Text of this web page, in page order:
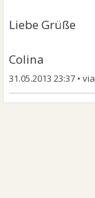
Liebe Grüße
Colina
31.05.2013 23:37 •